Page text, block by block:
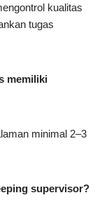
kualitas
tugas
memiliki
minimal 2–3
supervisor?